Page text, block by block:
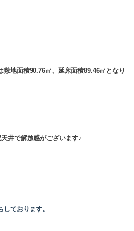
敷地面積90.76㎡、延床面積89.46㎡となり
井で解放感がございます♪
ております。